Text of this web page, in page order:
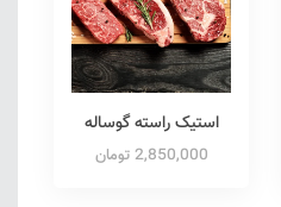
استیک راسته گوساله
2,850,000 تومان